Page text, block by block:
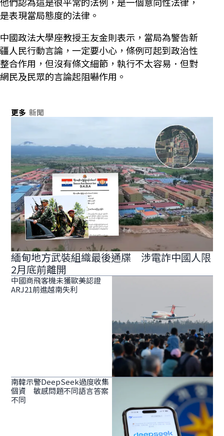
是表現當局態度的法律。
中國政法大學座教授王友金則表示，當局為警告新
疆人民行動言論，一定要小心，條例可起到政治性
整合作用，但沒有條文細節，執行不太容易．但對
網民及民眾的言論起阻嚇作用。
更多 新聞
緬甸地方武裝組織最後通牒 涉電詐中國人限
2月底前離開
中國商飛客機未獲歐美認證
ARJ21前進越南失利
南韓示警DeepSeek過度收集
個資 敏感問題不同語言答案
不同